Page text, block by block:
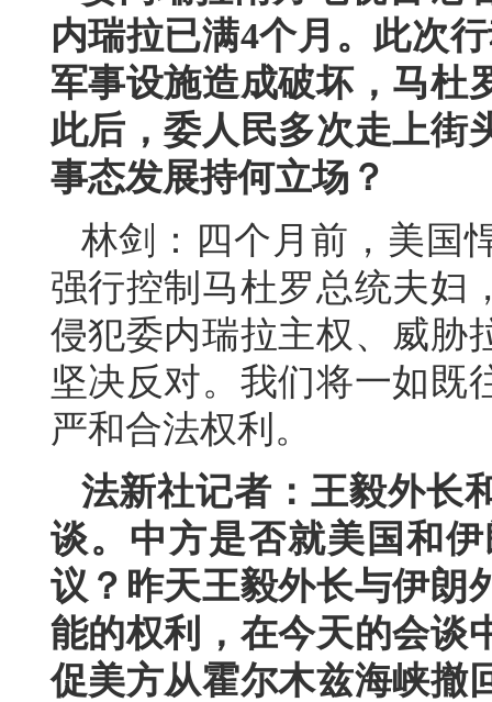
内瑞拉已满4个月。此次
军事设施造成破坏，马杜
此后，委人民多次走上街
事态发展持何立场？
林剑：四个月前，美国
强行控制马杜罗总统夫妇
侵犯委内瑞拉主权、威胁
坚决反对。我们将一如既
严和合法权利。
法新社记者：王毅外长
谈。中方是否就美国和
议？昨天王毅外长与伊朗
能的权利，在今天的会谈
促美方从霍尔木兹海峡撤